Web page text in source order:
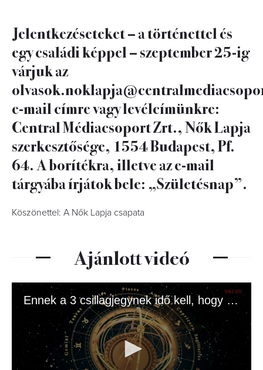
Jelentkezéseteket – a történettel és
egy családi képpel – szeptember 25-ig
várjuk az
e-mail címre vagy levélcímünkre:
Central Médiacsoport Zrt., Nők Lapja
szerkesztősége, 1554 Budapest, Pf.
64. A borítékra, illetve az e-mail
tárgyába írjátok bele: „Születésnap”.
Köszönettel: A Nők Lapja csapata
Ajánlott videó
Ennek a 3 csillagjegynek idő kell, hogy megnyíljon